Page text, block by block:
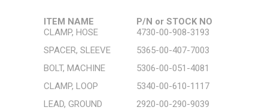
Kablolar
Stok Urunler
Komponent Listesi
ITEM NAME
P/N or STOCK NO
CLAMP, HOSE
4730-00-908-3193
SPACER, SLEEVE
5365-00-407-7003
BOLT, MACHINE
5306-00-051-4081
CLAMP, LOOP
5340-00-610-1117
LEAD, GROUND
2920-00-290-9039